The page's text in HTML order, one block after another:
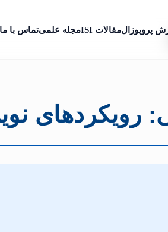
پروپوزالمقالات ISI مجله علمیتماس با ما
رویکردهای